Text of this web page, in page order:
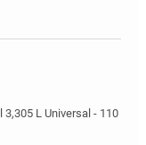
3,305 L Universal - 110